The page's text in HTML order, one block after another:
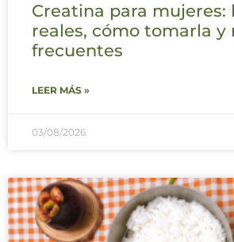
Creatina para mujeres:
reales, cómo tomarla y
frecuentes
LEER MÁS »
03/08/2026